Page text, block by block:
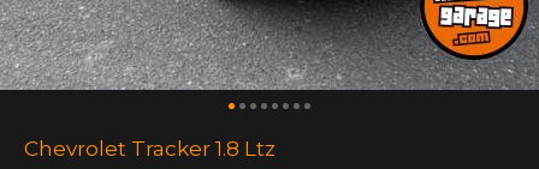
Chevrolet Tracker 1.8 Ltz